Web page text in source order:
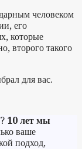
человеком
его
которые
второго такого
для вас.
10 лет мы
ваше
подход,